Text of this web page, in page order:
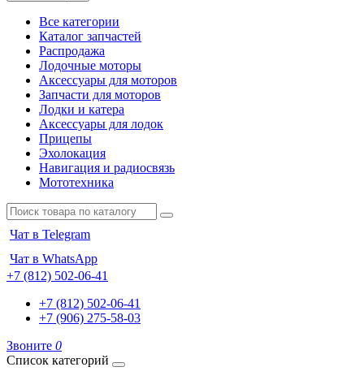
Все категории
Каталог запчастей
Распродажа
Лодочные моторы
Аксессуары для моторов
Запчасти для моторов
Лодки и катера
Аксессуары для лодок
Прицепы
Эхолокация
Навигация и радиосвязь
Мототехника
Чат в Telegram
Чат в WhatsApp
+7 (812) 502-06-41
+7 (812) 502-06-41
+7 (906) 275-58-03
Звоните 0
Список категорий